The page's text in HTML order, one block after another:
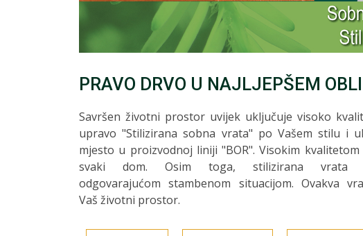
PRAVO DRVO U NAJLJEPŠEM
Savršen životni prostor uvijek uključuje visoko
upravo "Stilizirana sobna vrata" po Vašem stilu i
mjesto u proizvodnoj liniji "BOR". Visokim
svaki dom. Osim toga, stilizirana vrata
odgovarajućom stambenom situacijom. Ovakva
Vaš životni prostor.